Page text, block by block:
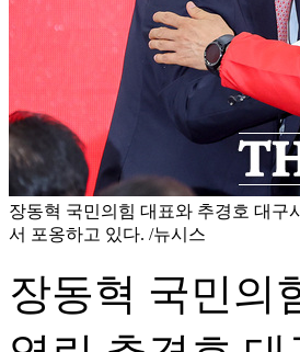
장동혁 국민의힘 대표와 추경호 대구
서 포옹하고 있다. /뉴시스
장동혁 국민의